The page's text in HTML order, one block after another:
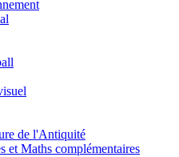
de l'Antiquité
et Maths complémentaires